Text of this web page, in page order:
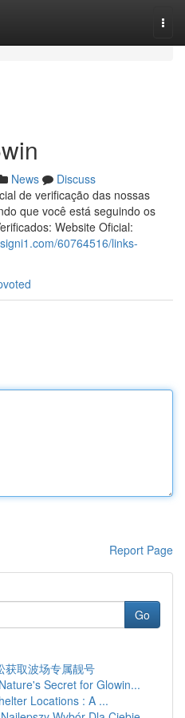
News
Discuss
de verificação das nossas
que você está seguindo os
Website Oficial:
60764516/links-
Report Page
Go
获取波场专属靓号
Secret for Glowin...
Locations : A ...